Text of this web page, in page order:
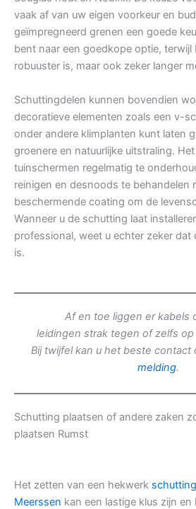
vaak af van uw eigen voorkeur en
geïmpregneerd grenen een goede
bent naar een goedkope optie, terwijl
robuuster is, maar ook zeker langer
Schuttingdelen kunnen bovendien
decoratieve elementen zoals een v-
onder andere klimplanten kunt laten
groenere en natuurlijke uitstraling.
tuinschermen regelmatig te
reinigen en desnoods te behandelen
beschermende coating om de
Wanneer u de schutting laat
professional, weet u echter zeker dat
is.
Af en toe liggen er kabels
leidingen strak tegen of zelfs
Bij twijfel kan u het beste contact
melding.
Schutting plaatsen of andere zaken
plaatsen Rumst
Het zetten van een hekwerk
Meerssen kan een lastige klus zijn